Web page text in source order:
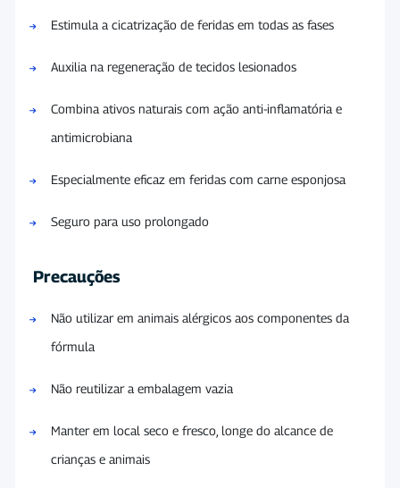
Estimula a cicatrização de feridas em todas as fases
Auxilia na regeneração de tecidos lesionados
Combina ativos naturais com ação anti-inflamatória e
antimicrobiana
Especialmente eficaz em feridas com carne esponjosa
Seguro para uso prolongado
Precauções
Não utilizar em animais alérgicos aos componentes da
fórmula
Não reutilizar a embalagem vazia
Manter em local seco e fresco, longe do alcance de
crianças e animais